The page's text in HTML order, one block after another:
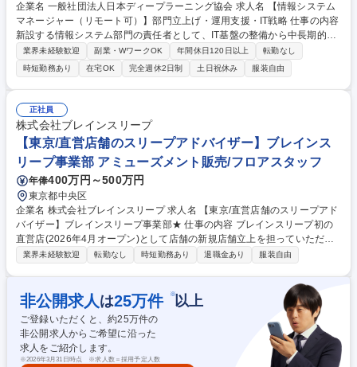
企業名 一般社団法人日本ディープラーニング協会 求人名 【情報システム
マネージャー（リモート可）】部門立上げ・運用支援・IT戦略 仕事の内容
新設する情報システム部門の責任者として、IT基盤の整備から中長期的なI
T戦略の策定までを統括します。現場の運用設計や資産管理、セキュリテ
ィポリシーの策定、ツール導入、予算管理等の業務全般をリードします
【詳細】以下の業務を中心にお任せします。■情シス部門の立ち上げに伴
う業務棚卸し、問い合わせ導線、運用フロー、SLAs設計 ■アカウント管
理、権限設計、入退社時等の標準オペレーション整備 ■IT資産管理および
セキュリティポリシー、運用ルールの策定、教育 ■Google Workspace、
Box、kintone等の運用設定、トラブル対応 ■IT戦略のロードマップ作成、
新ツール選定、導入推進、予算策定 募集職種 【情報システムマネージャ
ー（リモート可）】部門立上げ・運用支援・IT戦略
業界未経験歓迎 副業・WワークOK 年間休日120日以上
転勤なし
時短勤務あり
在宅OK 完全週休2日制 土日祝休み 服装自由
正社員
株式会社ブレインスリープ
【東京/直営店舗のスリープアドバイザー】ブレインス
リープ事業部 アミューズメント販売/フロアスタッフ
年俸400万円～500万円
東京都中央区
企業名 株式会社ブレインスリープ 求人名 【東京/直営店舗のスリープアド
バイザー】ブレインスリープ事業部★ 仕事の内容 ブレインスリープ初の
直営店(2026年4月オープン)として店舗の新規店舗立上を担っていただき
ます。当社が運営する店舗の価値最大化に向け、販売・接客・店舗管理業
グしながら、お客様へより良い購買体験を提供していただきます。 【具体
的に】 ■接客・販売を中心とした店舗運営■KPI進捗フォローと現場改善の
提案■スタッフ育成・日々の指導サポート■販促施策の実行サポート■店長
不在時の代行■店舗内イベントや販売促進施策の企画・提案■睡眠診断・ヒ
アリング・提案 募集職種 【東京/直営店舗のスリープアドバイザー】ブレ
インスリープ事業部★
業界未経験歓迎 転勤なし 時短勤務あり 退職金あり 服装自由
非公開求人 は25万件 ※以上
ご登録いただくと、約25万件の
非公開求人からご希望に沿った
求人をご紹介します。
※2026年3月31日時点 ※求人数＝採用予定人数